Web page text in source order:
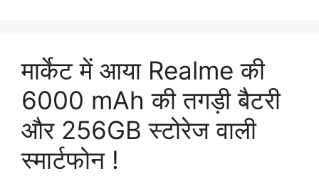
मार्केट में आया Realme की
6000 mAh की तगड़ी बैटरी
और 256GB स्टोरेज वाली
स्मार्टफोन !